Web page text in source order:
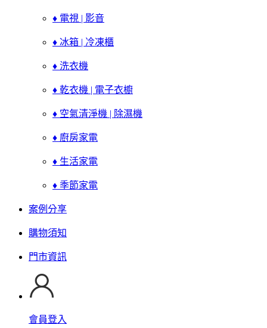
♦ 電視 | 影音
♦ 冰箱 | 冷凍櫃
♦ 洗衣機
♦ 乾衣機 | 電子衣櫥
♦ 空氣清淨機 | 除濕機
♦ 廚房家電
♦ 生活家電
♦ 季節家電
案例分享
購物須知
門市資訊
會員登入